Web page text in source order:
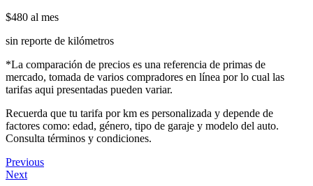
$480 al mes
sin reporte de kilómetros
*La comparación de precios es una referencia de primas de
mercado, tomada de varios compradores en línea por lo cual las
tarifas aqui presentadas pueden variar.
Recuerda que tu tarifa por km es personalizada y depende de
factores como: edad, género, tipo de garaje y modelo del auto.
Consulta términos y condiciones.
Previous
Next